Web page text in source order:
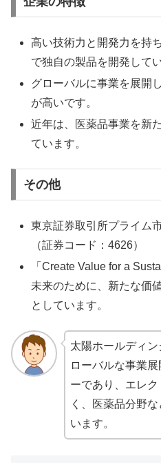
高い技術力と開発力を持
で独自の製品を開発して
グローバルに事業を展開
が高いです。
近年は、医薬品事業を新
ています。
その他
東京証券取引所プライム
（証券コード：4626）
「Create Value for a
未来のために、新たな価
としています。
太陽ホールディ
ローバルな事業
ーであり、エレ
く、医薬品分野
います。